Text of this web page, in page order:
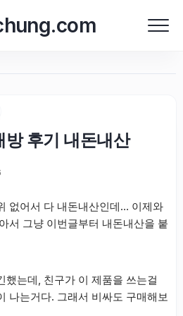
후기 내돈내산
없어서 다 내돈내산인데… 이제와
서 그냥 이번글부터 내돈내산을 붙
했는데, 친구가 이 제품을 쓰는걸
나는거다. 그래서 비싸도 구매해보